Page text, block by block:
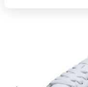
spiderman